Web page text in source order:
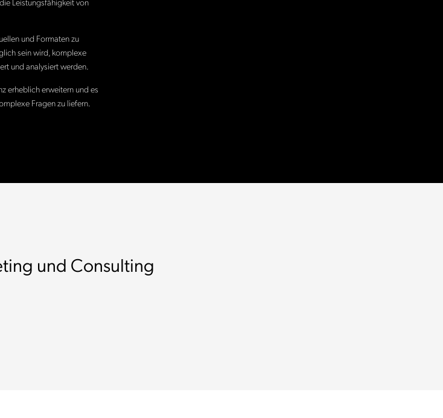
Leistungsfähigkeit von
und Formaten zu
sein wird, komplexe
und analysiert werden.
erheblich erweitern und es
Fragen zu liefern.
und Consulting